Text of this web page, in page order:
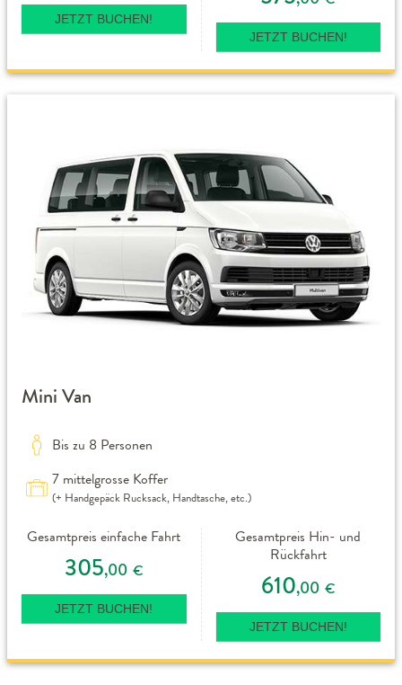
JETZT BUCHEN!
JETZT BUCHEN!
Mini Van
Bis zu 8 Personen
7 mittelgrosse Koffer
(+ Handgepäck Rucksack, Handtasche, etc.)
Gesamtpreis einfache Fahrt
305,00 €
JETZT BUCHEN!
Gesamtpreis Hin- und
Rückfahrt
610,00 €
JETZT BUCHEN!